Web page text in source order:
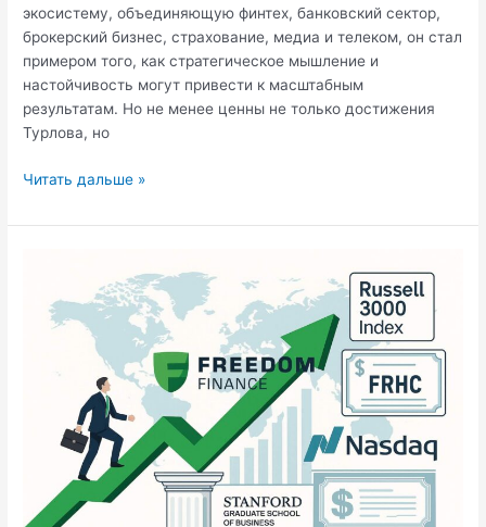
экосистему, объединяющую финтех, банковский сектор,
брокерский бизнес, страхование, медиа и телеком, он стал
примером того, как стратегическое мышление и
настойчивость могут привести к масштабным
результатам. Но не менее ценны не только достижения
Турлова, но
Жизненные
и
предпринимателям
Читать дальше »